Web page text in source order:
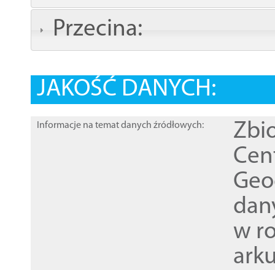
Przecina:
JAKOŚĆ DANYCH:
Informacje na temat danych źródłowych:
w